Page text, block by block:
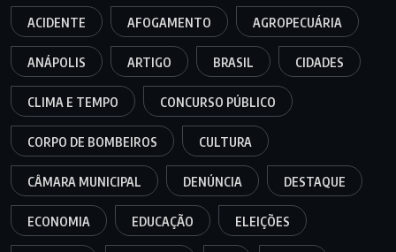
ACIDENTE AFOGAMENTO AGROPECUÁRIA
ANÁPOLIS ARTIGO BRASIL CIDADES
CLIMA E TEMPO CONCURSO PÚBLICO
CORPO DE BOMBEIROS CULTURA
CÂMARA MUNICIPAL DENÚNCIA DESTAQUE
ECONOMIA EDUCAÇÃO ELEIÇÕES